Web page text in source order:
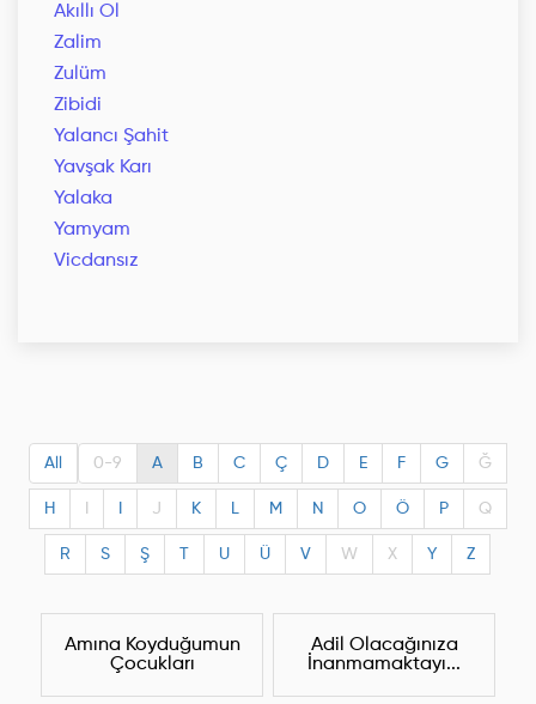
Akıllı Ol
Zalim
Zulüm
Zibidi
Yalancı Şahit
Yavşak Karı
Yalaka
Yamyam
Vicdansız
All 0-9 A B C Ç D E F G Ğ
H J K L M N O Ö P Q
R S Ş U Ü V W X Y Z
Amına Koyduğumun
Çocukları
Adil Olacağınıza
İnanmamaktayı...